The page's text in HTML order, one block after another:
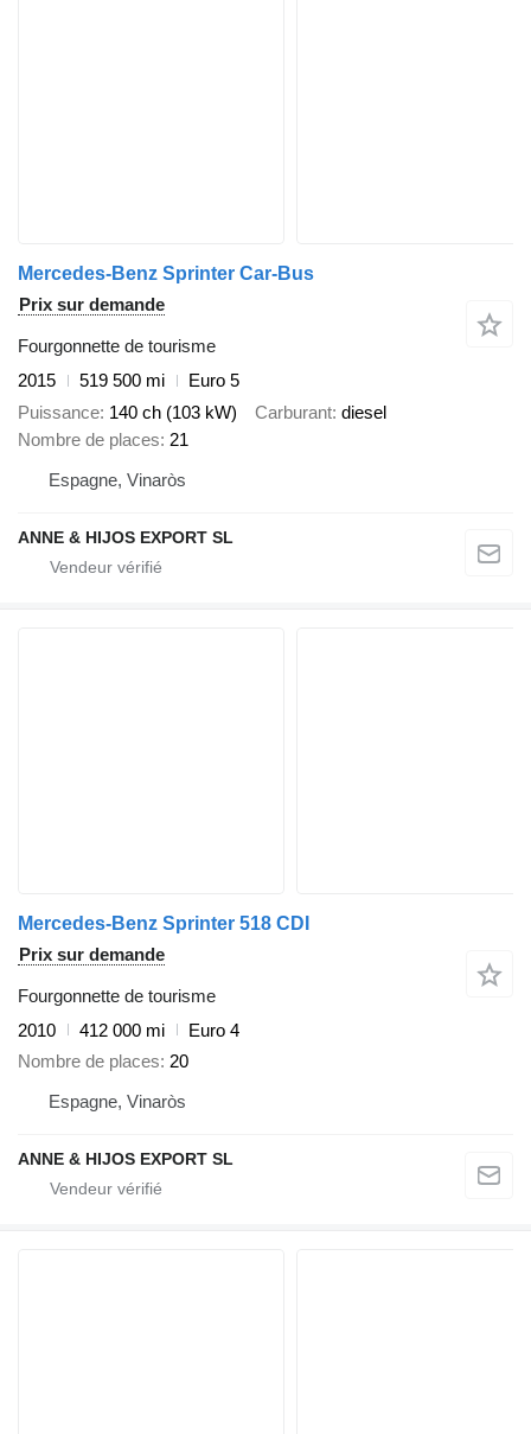
Mercedes-Benz Sprinter Car-Bus
Prix sur demande
Fourgonnette de tourisme
2015
519 500 mi
Euro 5
Puissance 140 ch (103 kW) Carburant diesel
Nombre de places 21
Espagne, Vinaròs
ANNE & HIJOS EXPORT SL
Mercedes-Benz Sprinter 518 CDI
Prix sur demande
Fourgonnette de tourisme
2010
412 000 mi
Euro 4
Nombre de places 20
Espagne, Vinaròs
ANNE & HIJOS EXPORT SL